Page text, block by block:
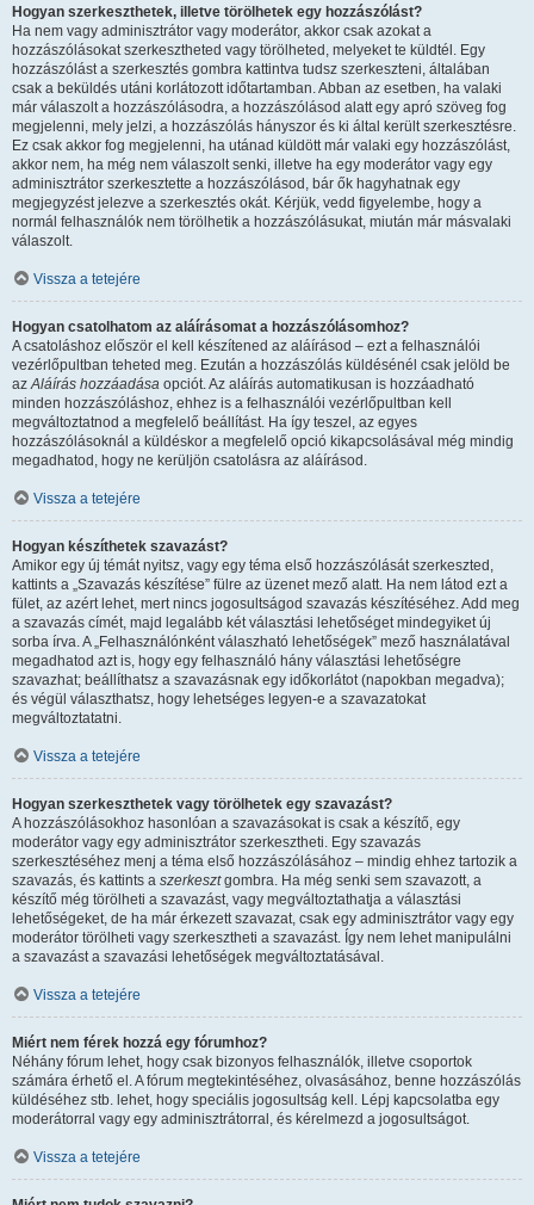
Hogyan szerkeszthetek, illetve törölhetek egy hozzászólást?
Ha nem vagy adminisztrátor vagy moderátor, akkor csak azokat a
hozzászólásokat szerkesztheted vagy törölheted, melyeket te küldtél. Egy
hozzászólást a szerkesztés gombra kattintva tudsz szerkeszteni, általában
csak a beküldés utáni korlátozott időtartamban. Abban az esetben, ha valaki
már válaszolt a hozzászólásodra, a hozzászólásod alatt egy apró szöveg fog
megjelenni, mely jelzi, a hozzászólás hányszor és ki által került szerkesztésre.
Ez csak akkor fog megjelenni, ha utánad küldött már valaki egy hozzászólást,
akkor nem, ha még nem válaszolt senki, illetve ha egy moderátor vagy egy
adminisztrátor szerkesztette a hozzászólásod, bár ők hagyhatnak egy
megjegyzést jelezve a szerkesztés okát. Kérjük, vedd figyelembe, hogy a
normál felhasználók nem törölhetik a hozzászólásukat, miután már másvalaki
válaszolt.
Vissza a tetejére
Hogyan csatolhatom az aláírásomat a hozzászólásomhoz?
A csatoláshoz először el kell készítened az aláírásod – ezt a felhasználói
vezérlőpultban teheted meg. Ezután a hozzászólás küldésénél csak jelöld be
azAláírás hozzáadása opciót. Az aláírás automatikusan is hozzáadható
minden hozzászóláshoz, ehhez is a felhasználói vezérlőpultban kell
megváltoztatnod a megfelelő beállítást. Ha így teszel, az egyes
hozzászólásoknál a küldéskor a megfelelő opció kikapcsolásával még mindig
megadhatod, hogy ne kerüljön csatolásra az aláírásod.
Vissza a tetejére
Hogyan készíthetek szavazást?
Amikor egy új témát nyitsz, vagy egy téma első hozzászólását szerkeszted,
kattints a „Szavazás készítése” fülre az üzenet mező alatt. Ha nem látod ezt a
fület, az azért lehet, mert nincs jogosultságod szavazás készítéséhez. Add meg
a szavazás címét, majd legalább két választási lehetőséget mindegyiket új
sorba írva. A „Felhasználónként válaszható lehetőségek” mező használatával
megadhatod azt is, hogy egy felhasználó hány választási lehetőségre
szavazhat; beállíthatsz a szavazásnak egy időkorlátot (napokban megadva);
és végül választhatsz, hogy lehetséges legyen-e a szavazatokat
megváltoztatatni.
Vissza a tetejére
Hogyan szerkeszthetek vagy törölhetek egy szavazást?
A hozzászólásokhoz hasonlóan a szavazásokat is csak a készítő, egy
moderátor vagy egy adminisztrátor szerkesztheti. Egy szavazás
szerkesztéséhez menj a téma első hozzászólásához – mindig ehhez tartozik a
szavazás, és kattints a szerkesztgombra. Ha még senki sem szavazott, a
készítő még törölheti a szavazást, vagy megváltoztathatja a választási
lehetőségeket, de ha már érkezett szavazat, csak egy adminisztrátor vagy egy
moderátor törölheti vagy szerkesztheti a szavazást. Így nem lehet manipulálni
a szavazást a szavazási lehetőségek megváltoztatásával.
Vissza a tetejére
Miért nem férek hozzá egy fórumhoz?
Néhány fórum lehet, hogy csak bizonyos felhasználók, illetve csoportok
számára érhető el. A fórum megtekintéséhez, olvasásához, benne hozzászólás
küldéséhez stb. lehet, hogy speciális jogosultság kell. Lépj kapcsolatba egy
moderátorral vagy egy adminisztrátorral, és kérelmezd a jogosultságot.
Vissza a tetejére